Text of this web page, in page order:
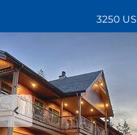
3250 US